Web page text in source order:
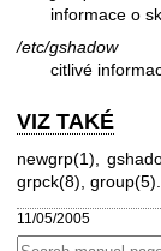
informace o
/etc/gshadow
citlivé
VIZ TAKÉ
newgrp(1),
grpck(8), group(5).
11/05/2005